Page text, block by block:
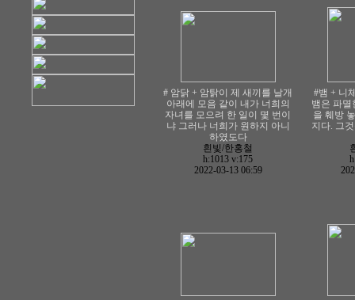
# 암닭 + 암탉이 제 새끼를 날개
아래에 모음 같이 내가 너희의
자녀를 모으려 한 일이 몇 번이
냐 그러나 너희가 원하지 아니
하였도다
흰빛/한홍철
h:1013 v:175
2022-03-13 06:59
#뱀 + 니
뱀은 파멸
을 훼방
지다. 그